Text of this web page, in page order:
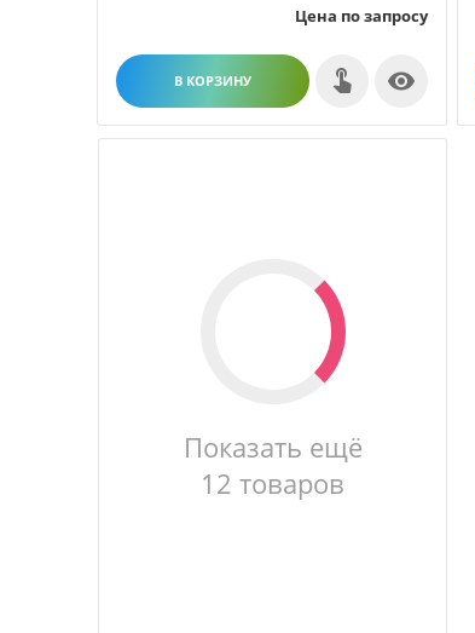
Цена по запросу
В КОРЗИНУ 
Показать ещё
12 товаров